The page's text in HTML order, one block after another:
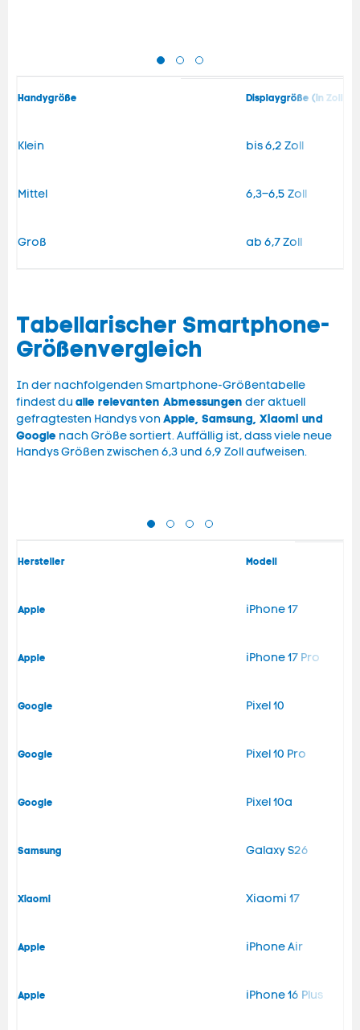
Handygröße Displaygröße (in Zoll)
Klein bis 6,2 Zoll
Mittel 6,3–6,5 Zoll
Groß ab 6,7 Zoll
Tabellarischer Smartphone-
Größenvergleich
In der nachfolgenden Smartphone-Größentabelle
findest du alle relevanten Abmessungen der aktuell
gefragtesten Handys von Apple, Samsung, Xiaomi und
Google nach Größe sortiert. Auffällig ist, dass viele neue
Handys Größen zwischen 6,3 und 6,9 Zoll aufweisen.
Hersteller Modell
Apple iPhone 17
Apple iPhone 17 Pro
Google Pixel 10
Google Pixel 10 Pro
Google Pixel 10a
Samsung Galaxy S26
Xiaomi Xiaomi 17
Apple iPhone Air
Apple iPhone 16 Plus